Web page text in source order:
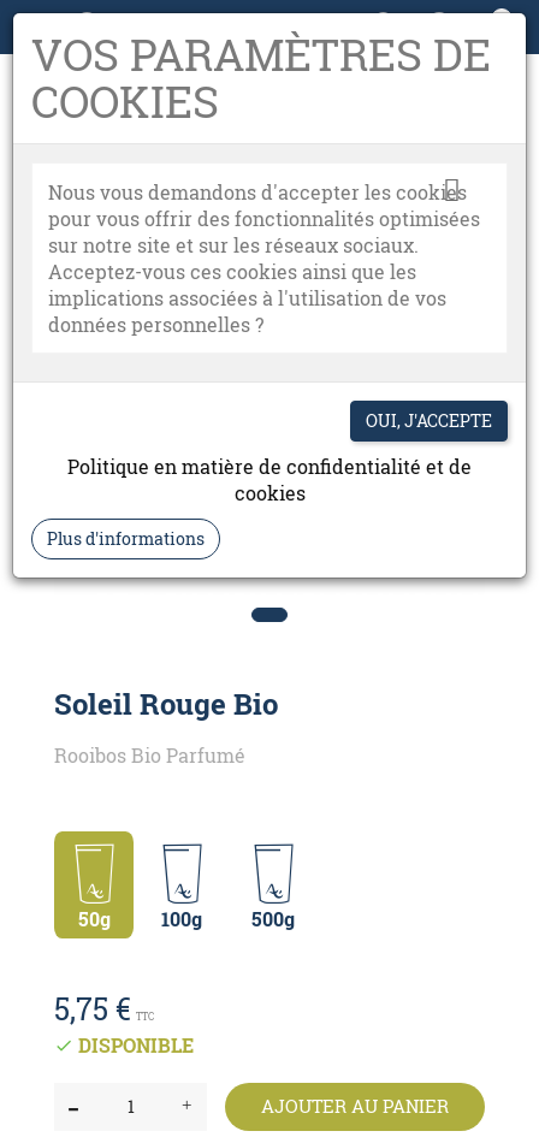
VOS PARAMÈTRES DE
COOKIES
Nous vous demandons d'accepter les cookies
pour vous offrir des fonctionnalités optimisées
sur notre site et sur les réseaux sociaux.
Acceptez-vous ces cookies ainsi que les
implications associées à l'utilisation de vos
données personnelles ?
Politique en matière de confidentialité et de
cookies
0
Soleil Rouge Bio
Rooibos Bio Parfumé
50g 100g 500g
5,75 € TTC
 DISPONIBLE
AJOUTER AU PANIER